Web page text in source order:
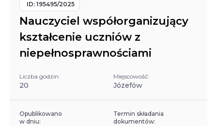
ID: 195495/2025
Nauczyciel współorganizujący
kształcenie uczniów z
niepełnosprawnościami
Liczba godzin:
20
Miejscowość:
Józefów
Opublikowano
w dniu:
Termin składania
dokumentów: